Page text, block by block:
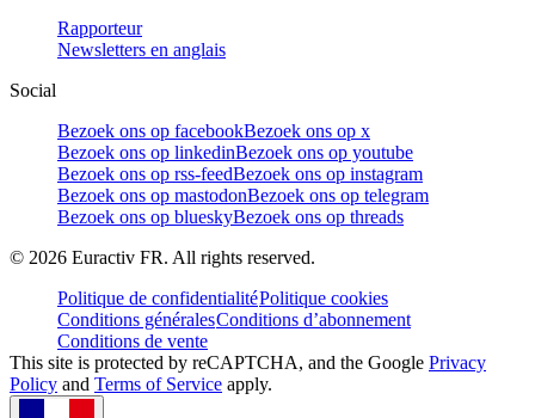
Rapporteur
Newsletters en anglais
Social
Bezoek ons op facebookBezoek ons op x
Bezoek ons op linkedinBezoek ons op youtube
Bezoek ons op rss-feedBezoek ons op instagram
Bezoek ons op mastodonBezoek ons op telegram
Bezoek ons op blueskyBezoek ons op threads
© 2026 Euractiv FR. All rights reserved.
Politique de confidentialitéPolitique cookies
Conditions généralesConditions d’abonnement
Conditions de vente
This site is protected by reCAPTCHA, and the Google Privacy
Policy and Terms of Service apply.